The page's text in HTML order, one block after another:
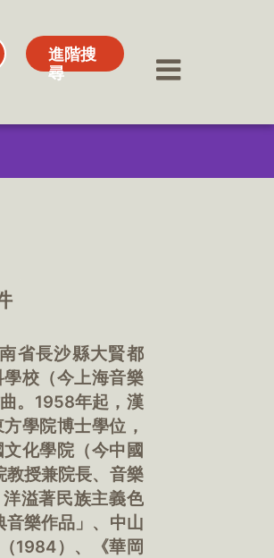
進階搜
尋
進階搜
尋
省長沙縣大賢都
校（今上海音樂
。1958年起，漢
學院博士學位，
化學院（今中國
教授兼院長、音樂
溢著民族主義色
音樂作品」、中山
1984）、《華岡